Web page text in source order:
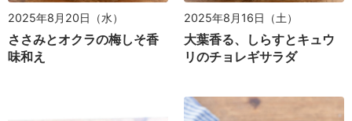
2025年8月20日（水）
ささみとオクラの梅しそ香
味和え
2025年8月16日（土）
大葉香る、しらすとキュウ
リのチョレギサラダ